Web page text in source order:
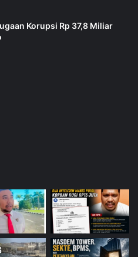
Korupsi Rp 37,8 Miliar